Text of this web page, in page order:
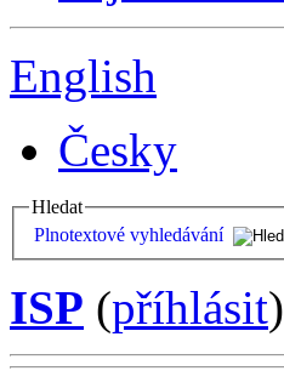
English
Česky
Hledat
Plnotextové vyhledávání
ISP (příhlásit)